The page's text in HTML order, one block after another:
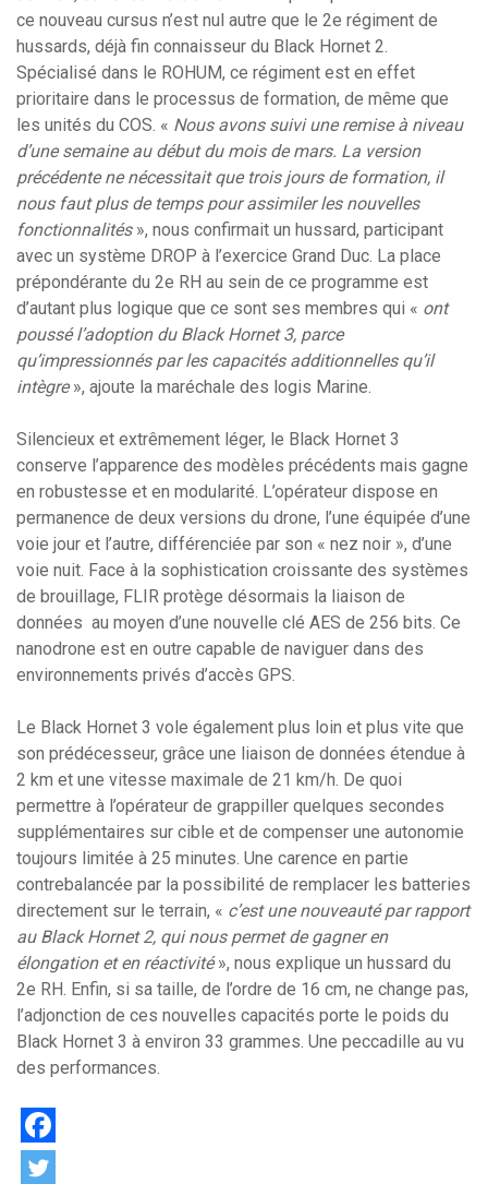
ce nouveau cursus n’est nul autre que le 2e régiment de
hussards, déjà fin connaisseur du Black Hornet 2.
Spécialisé dans le ROHUM, ce régiment est en effet
prioritaire dans le processus de formation, de même que
les unités du COS. « Nous avons suivi une remise à niveau
d’une semaine au début du mois de mars. La version
précédente ne nécessitait que trois jours de formation, il
nous faut plus de temps pour assimiler les nouvelles
fonctionnalités», nous confirmait un hussard, participant
avec un système DROP à l’exercice Grand Duc. La place
prépondérante du 2e RH au sein de ce programme est
d’autant plus logique que ce sont ses membres qui « ont
poussé l’adoption du Black Hornet 3, parce
qu’impressionnés par les capacités additionnelles qu’il
intègre», ajoute la maréchale des logis Marine.
Silencieux et extrêmement léger, le Black Hornet 3
conserve l’apparence des modèles précédents mais gagne
en robustesse et en modularité. L’opérateur dispose en
permanence de deux versions du drone, l’une équipée d’une
voie jour et l’autre, différenciée par son « nez noir », d’une
voie nuit. Face à la sophistication croissante des systèmes
de brouillage, FLIR protège désormais la liaison de
données au moyen d’une nouvelle clé AES de 256 bits. Ce
nanodrone est en outre capable de naviguer dans des
environnements privés d’accès GPS.
Le Black Hornet 3 vole également plus loin et plus vite que
son prédécesseur, grâce une liaison de données étendue à
2 km et une vitesse maximale de 21 km/h. De quoi
permettre à l’opérateur de grappiller quelques secondes
supplémentaires sur cible et de compenser une autonomie
toujours limitée à 25 minutes. Une carence en partie
contrebalancée par la possibilité de remplacer les batteries
directement sur le terrain, « c’est une nouveauté par rapport
au Black Hornet 2, qui nous permet de gagner en
élongation et en réactivité», nous explique un hussard du
2e RH. Enfin, si sa taille, de l’ordre de 16 cm, ne change pas,
l’adjonction de ces nouvelles capacités porte le poids du
Black Hornet 3 à environ 33 grammes. Une peccadille au vu
des performances.